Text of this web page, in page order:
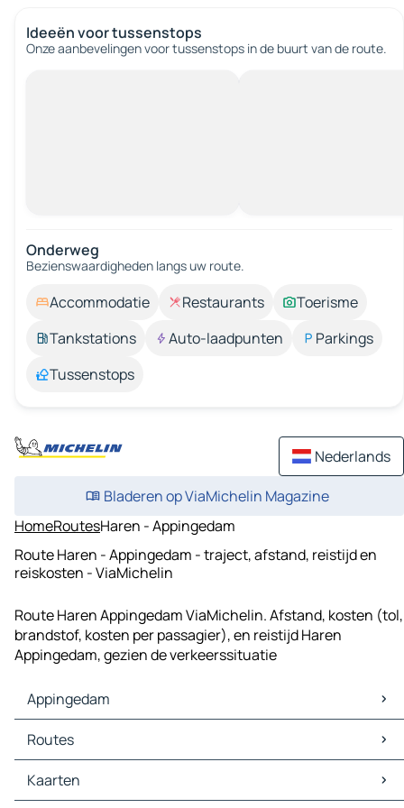
Ideeën voor tussenstops
Onze aanbevelingen voor tussenstops in de buurt van de route.
Onderweg
Bezienswaardigheden langs uw route.
Accommodatie Restaurants
Toerisme
Tankstations
Auto-laadpunten
Parkings
Tussenstops
Nederlands
Bladeren op ViaMichelin Magazine
HomeRoutesHaren - Appingedam
Route Haren - Appingedam - traject, afstand, reistijd en
reiskosten - ViaMichelin
Route Haren Appingedam ViaMichelin. Afstand, kosten (tol,
brandstof, kosten per passagier), en reistijd Haren
Appingedam, gezien de verkeerssituatie
Appingedam
Appingedam Kaarten
Appingedam Verkeer
Appingedam Hotels
Appingedam Restaurants
Routes
Routes Appingedam - Hoogezand
Routes Appingedam - Delfzijl
Kaarten